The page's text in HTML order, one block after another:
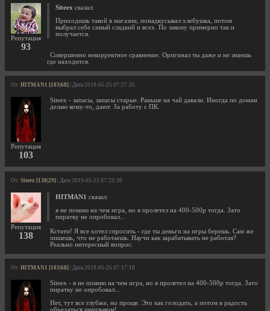
Репутация
93
Siteex сказал:
Приходишь такой в магазин, понадкусывал хлебушка, потом
выбрал себе самый сладкий и всех. По закону примерно так и
получается.
Совершенно некорректное сравнение. Оригинал ты даже и не знаешь
где находится.
От: HITMAN1 [103|68] | Дата 2019-05-25 07:27:35
Репутация
103
Siteex - запасы, запасы старые. Раньше на чай давали. Иногда по домам
делаю кому-то, дают. За работу с ПК.
От: Siteex [138|29] | Дата 2019-05-25 07:23:36
Репутация
138
HITMAN1 сказал:
я не помню на чем игра, но я пролетел на 400-500р тогда. Зато
пиратку не опробовал...
Кстати! Я все хотел спросить - где ты деньги на игры берешь. Сам же
пишешь, что не работаешь. Научи как зарабатывать не работая?
Реально интересный вопрос.
От: HITMAN1 [103|68] | Дата 2019-05-25 07:17:18
Siteex - я не помню на чем игра, но я пролетел на 400-500р тогда. Зато
пиратку не опробовал...
Нет, тут все глубже, но проще. Это как голодать, а потом в радость
объедаться шашлыком!